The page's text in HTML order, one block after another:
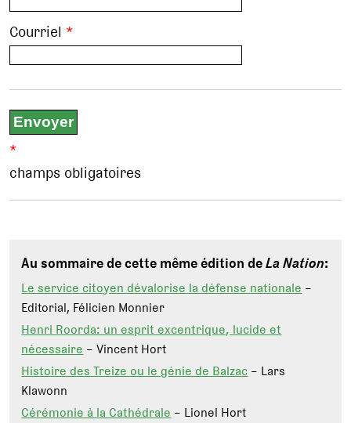
Courriel *
*
champs obligatoires
Au sommaire de cette même édition deLa Nation:
Le service citoyen dévalorise la défense nationale –
Editorial, Félicien Monnier
Henri Roorda: un esprit excentrique, lucide et
nécessaire – Vincent Hort
Histoire des Treize ou le génie de Balzac – Lars
Klawonn
Cérémonie à la Cathédrale – Lionel Hort